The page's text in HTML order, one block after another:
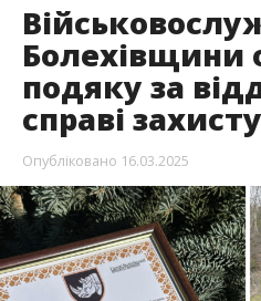
Болехівщини
подяку за
справі
Опубліковано 16.03.2025